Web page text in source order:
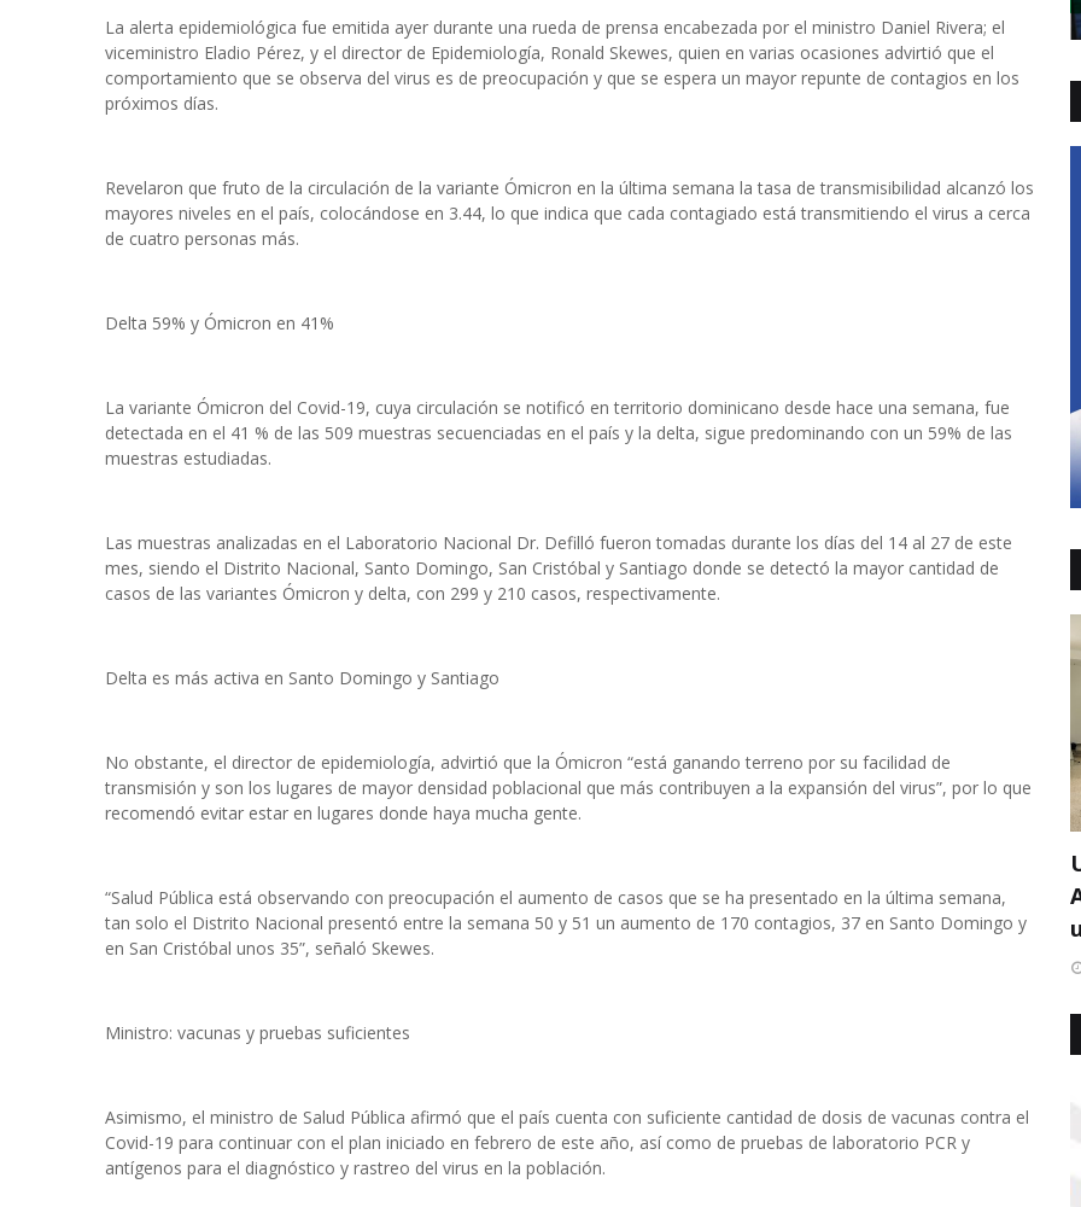
La alerta epidemiológica fue emitida ayer durante una rueda de prensa encabezada por el ministro Daniel Rivera; el
viceministro Eladio Pérez, y el director de Epidemiología, Ronald Skewes, quien en varias ocasiones advirtió que el
comportamiento que se observa del virus es de preocupación y que se espera un mayor repunte de contagios en los
próximos días.
Revelaron que fruto de la circulación de la variante Ómicron en la última semana la tasa de transmisibilidad alcanzó los
mayores niveles en el país, colocándose en 3.44, lo que indica que cada contagiado está transmitiendo el virus a cerca
de cuatro personas más.
Delta 59% y Ómicron en 41%
La variante Ómicron del Covid-19, cuya circulación se notificó en territorio dominicano desde hace una semana, fue
detectada en el 41 % de las 509 muestras secuenciadas en el país y la delta, sigue predominando con un 59% de las
muestras estudiadas.
Las muestras analizadas en el Laboratorio Nacional Dr. Defilló fueron tomadas durante los días del 14 al 27 de este
mes, siendo el Distrito Nacional, Santo Domingo, San Cristóbal y Santiago donde se detectó la mayor cantidad de
casos de las variantes Ómicron y delta, con 299 y 210 casos, respectivamente.
Delta es más activa en Santo Domingo y Santiago
No obstante, el director de epidemiología, advirtió que la Ómicron “está ganando terreno por su facilidad de
transmisión y son los lugares de mayor densidad poblacional que más contribuyen a la expansión del virus”, por lo que
recomendó evitar estar en lugares donde haya mucha gente.
“Salud Pública está observando con preocupación el aumento de casos que se ha presentado en la última semana,
tan solo el Distrito Nacional presentó entre la semana 50 y 51 un aumento de 170 contagios, 37 en Santo Domingo y
en San Cristóbal unos 35”, señaló Skewes.
Ministro: vacunas y pruebas suficientes
Asimismo, el ministro de Salud Pública afirmó que el país cuenta con suficiente cantidad de dosis de vacunas contra el
Covid-19 para continuar con el plan iniciado en febrero de este año, así como de pruebas de laboratorio PCR y
antígenos para el diagnóstico y rastreo del virus en la población.